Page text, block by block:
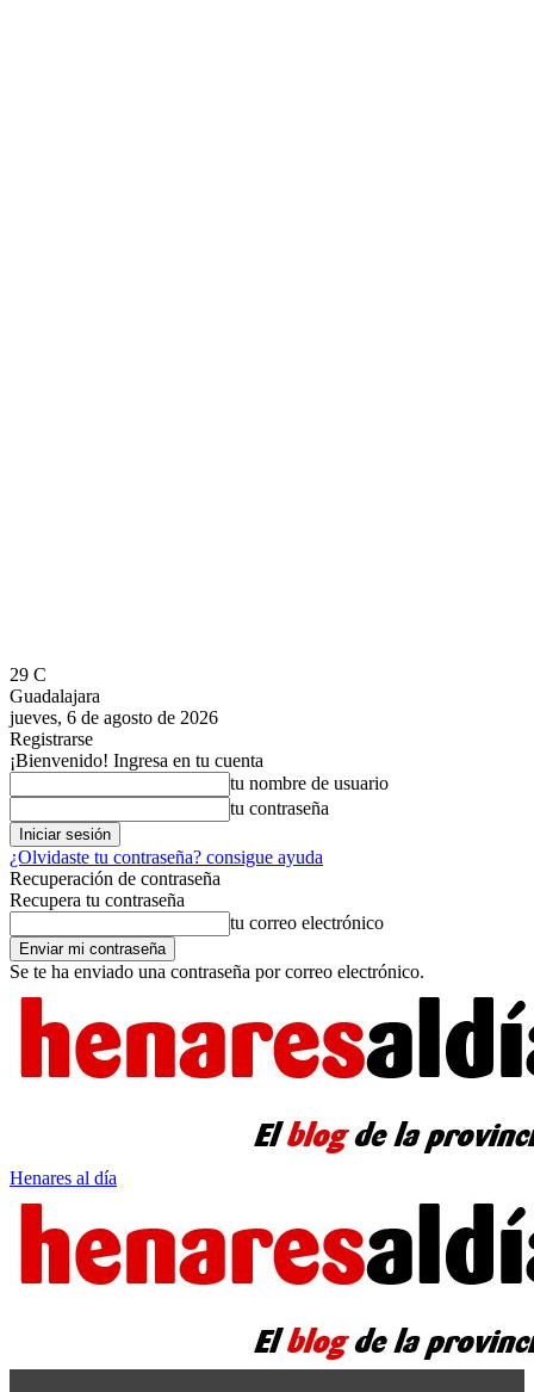
29 C
Guadalajara
jueves, 6 de agosto de 2026
Registrarse
¡Bienvenido! Ingresa en tu cuenta
tu nombre de usuario
tu contraseña
¿Olvidaste tu contraseña? consigue ayuda
Recuperación de contraseña
Recupera tu contraseña
tu correo electrónico
Se te ha enviado una contraseña por correo electrónico.
Henares al día